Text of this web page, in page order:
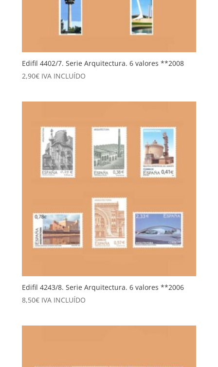
Edifil 4402/7. Serie Arquitectura. 6 valores **2008
2,90€ IVA INCLUÍDO
Edifil 4243/8. Serie Arquitectura. 6 valores **2006
8,50€ IVA INCLUÍDO